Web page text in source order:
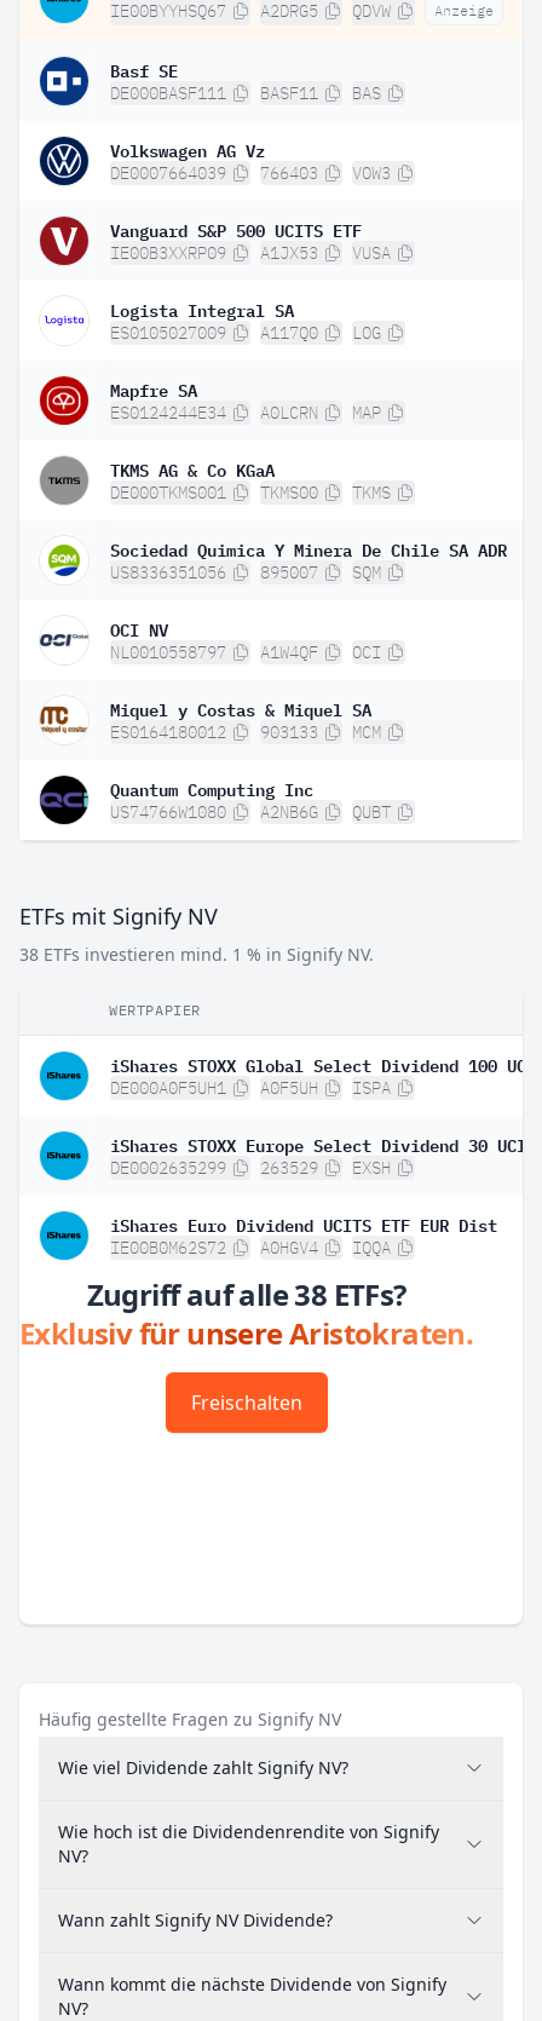
IE00BYYHSQ67 A2DRG5 QDVW Anzeige
Basf SE
DE000BASF111 BASF11 BAS
Volkswagen AG Vz
DE0007664039 766403 VOW3
Vanguard S&P 500 UCITS ETF
IE00B3XXRP09 A1JX53 VUSA
Logista Integral SA
ES0105027009 A117Q0 LOG
Mapfre SA
ES0124244E34 A0LCRN MAP
TKMS AG & Co KGaA
DE000TKMS001 TKMS00 TKMS
Sociedad Quimica Y Minera De Chile SA ADR
US8336351056 895007 SQM
OCI NV
NL0010558797 A1W4QF OCI
Miquel y Costas & Miquel SA
ES0164180012 903133 MCM
Quantum Computing Inc
US74766W1080 A2NB6G QUBT
ETFs mit Signify NV
38 ETFs investieren mind. 1 % in Signify NV.
WERTPAPIER
DE000A0F5UH1 A0F5UH ISPA
DE0002635299 263529 EXSH
iShares Euro Dividend UCITS ETF EUR Dist
IE00B0M62S72 A0HGV4 IQQA
Zugriff auf alle 38 ETFs?
Exklusiv für unsere Aristokraten.
Freischalten
Häufig gestellte Fragen zu Signify NV
Wie viel Dividende zahlt Signify NV?
Wie hoch ist die Dividendenrendite von Signify
NV?
Wann zahlt Signify NV Dividende?
Wann kommt die nächste Dividende von Signify
NV?